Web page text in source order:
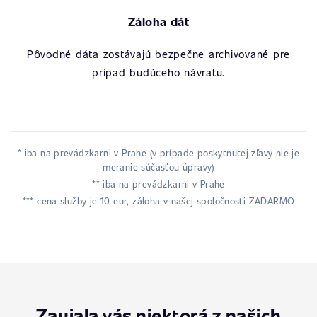
Záloha dát
Pôvodné dáta zostávajú bezpečne archivované pre
prípad budúceho návratu.
* iba na prevádzkarni v Prahe (v prípade poskytnutej zľavy nie je
meranie súčasťou úpravy)
** iba na prevádzkarni v Prahe
*** cena služby je 10 eur, záloha v našej spoločnosti ZADARMO